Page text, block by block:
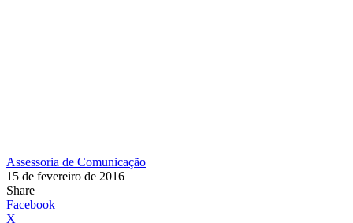
Assessoria de Comunicação
15 de fevereiro de 2016
Share
Facebook
X